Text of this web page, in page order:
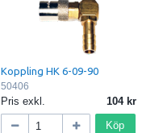
Koppling HK 6-09-90
50406
Pris exkl. 104
Köp